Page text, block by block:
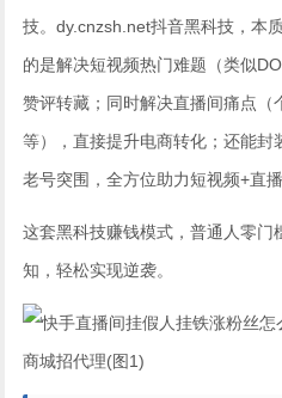
技。dy.cnzsh.net抖音黑科技，本
的是解决短视频热门难题（类似
赞评转藏；同时解决直播间痛点
等），直接提升电商转化；还能封
老号突围，全方位助力短视频+直播
这套黑科技赚钱模式，普通人零门
知，轻松实现逆袭。